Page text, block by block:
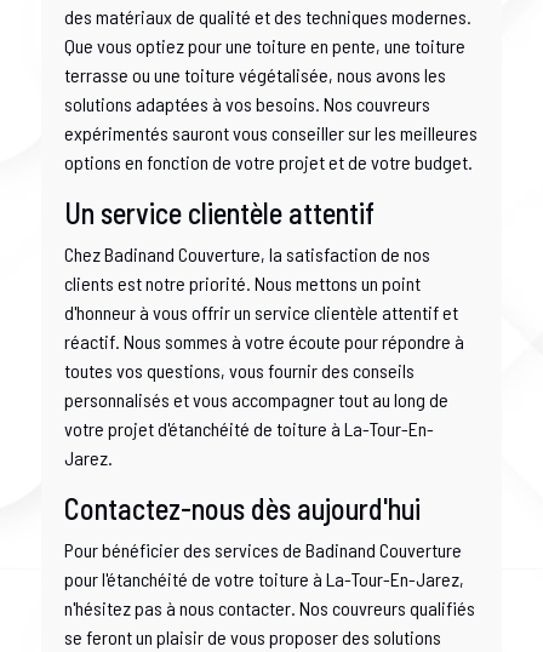
des matériaux de qualité et des techniques modernes.
Que vous optiez pour une toiture en pente, une toiture
terrasse ou une toiture végétalisée, nous avons les
solutions adaptées à vos besoins. Nos couvreurs
expérimentés sauront vous conseiller sur les meilleures
options en fonction de votre projet et de votre budget.
Un service clientèle attentif
Chez Badinand Couverture, la satisfaction de nos
clients est notre priorité. Nous mettons un point
d'honneur à vous offrir un service clientèle attentif et
réactif. Nous sommes à votre écoute pour répondre à
toutes vos questions, vous fournir des conseils
personnalisés et vous accompagner tout au long de
votre projet d'étanchéité de toiture à La-Tour-En-
Jarez.
Contactez-nous dès aujourd'hui
Pour bénéficier des services de Badinand Couverture
pour l'étanchéité de votre toiture à La-Tour-En-Jarez,
n'hésitez pas à nous contacter. Nos couvreurs qualifiés
se feront un plaisir de vous proposer des solutions